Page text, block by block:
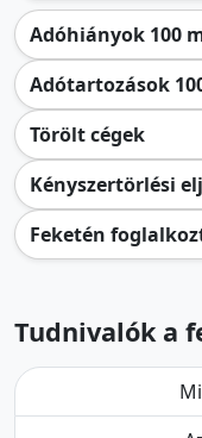
Adóhiányok 100
Adótartozások
Törölt cégek
Kényszertörlési
Feketén
Tudnivalók a